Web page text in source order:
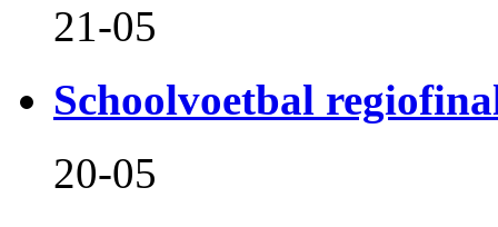
21-05
Schoolvoetbal
20-05